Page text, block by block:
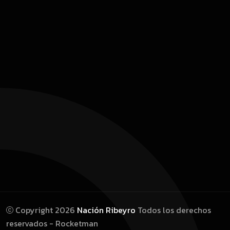
Copyright 2026 Nación Ribeyro Todos los derechos
reservados - Rocketman